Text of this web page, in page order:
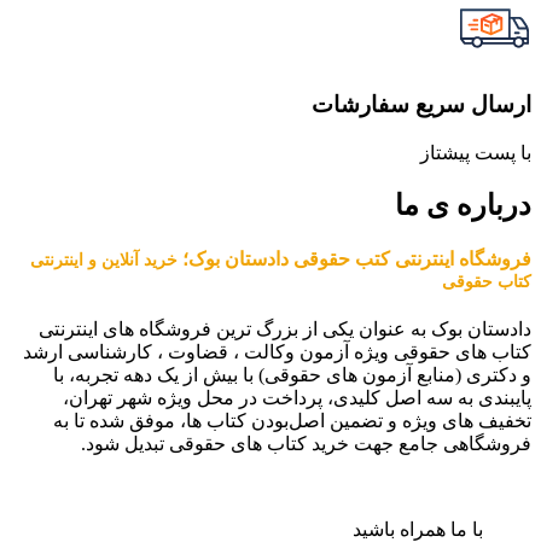
ارسال سریع سفارشات
با پست پیشتاز
درباره ی ما
فروشگاه اینترنتی کتب حقوقی دادستان بوک؛ خرید آنلاین و اینترنتی
کتاب حقوقی
دادستان بوک به عنوان یکی از بزرگ ترین فروشگاه های اینترنتی
کتاب های حقوقی ویژه آزمون وکالت ، قضاوت ، کارشناسی ارشد
و دکتری (منابع آزمون های حقوقی) با بیش از یک دهه تجربه، با
پایبندی به سه اصل کلیدی، پرداخت در محل ویژه شهر تهران،
تخفیف های ویژه و تضمین اصل‌بودن کتاب ها، موفق شده تا به
فروشگاهی جامع جهت خرید کتاب های حقوقی تبدیل شود.
با ما همراه باشید